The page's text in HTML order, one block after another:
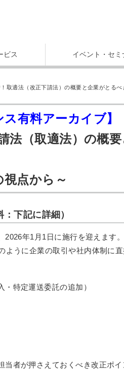
ビス イベント・セミ
取適法（改正下請法）の概要と企業がとるべ
有料アーカイブ】
法（取適法）の概
点から～
下記に詳細）
年1月1日に施行を迎えます。
ように企業の取引や社内体制に
・特定運送委託の追加）
者が押さえておくべき改正ポ